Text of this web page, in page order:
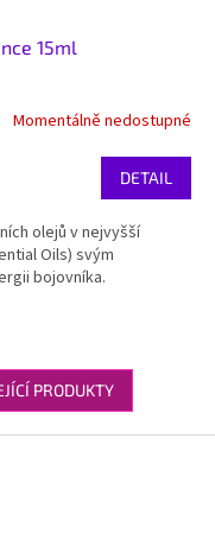
15ml
Momentálně nedostupné
DETAIL
olejů v nejvyšší
Oils) svým
bojovníka.
PRODUKTY